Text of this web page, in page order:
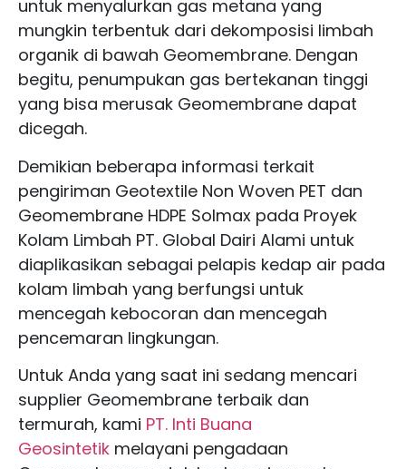
untuk menyalurkan gas metana yang
mungkin terbentuk dari dekomposisi limbah
organik di bawah Geomembrane. Dengan
begitu, penumpukan gas bertekanan tinggi
yang bisa merusak Geomembrane dapat
dicegah.
Demikian beberapa informasi terkait
pengiriman Geotextile Non Woven PET dan
Geomembrane HDPE Solmax pada Proyek
Kolam Limbah PT. Global Dairi Alami untuk
diaplikasikan sebagai pelapis kedap air pada
kolam limbah yang berfungsi untuk
mencegah kebocoran dan mencegah
pencemaran lingkungan.
Untuk Anda yang saat ini sedang mencari
supplier Geomembrane terbaik dan
termurah, kami PT. Inti Buana
Geosintetik melayani pengadaan